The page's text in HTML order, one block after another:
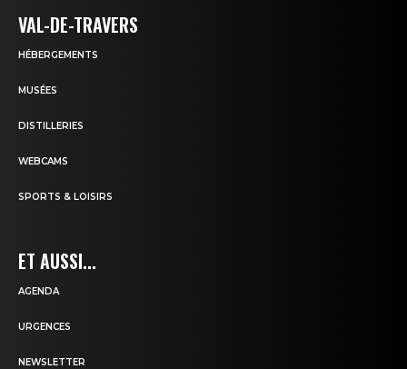
VAL-DE-TRAVERS
HÉBERGEMENTS
MUSÉES
DISTILLERIES
WEBCAMS
SPORTS & LOISIRS
ET AUSSI...
AGENDA
URGENCES
NEWSLETTER